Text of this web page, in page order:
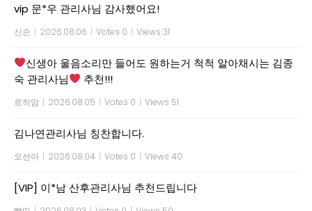
vip 문*우 관리사님 감사했어요!
신손 | 2026.08.06 | Votes 0 | Views 31
신생아 울음소리만 들어도 원하는거 척척 알아채시는 김종
숙 관리사님
추천!!!
로하맘 | 2026.08.05 | Votes 0 | Views 51
김나연관리사님 칭찬합니다.
오선아 | 2026.08.04 | Votes 0 | Views 40
[VIP] 이*남 산후관리사님 추천드립니다